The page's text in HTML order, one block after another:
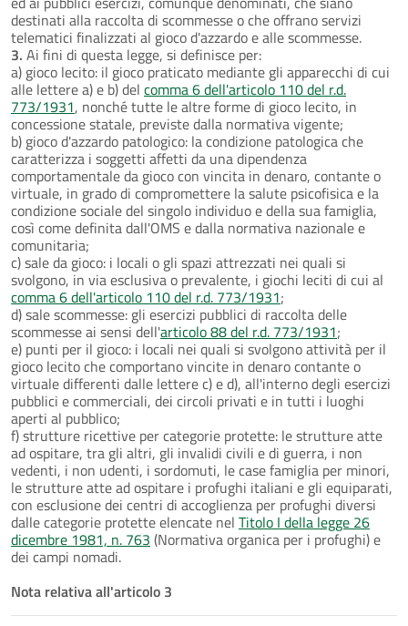
destinati alla raccolta di scommesse o che offrano servizi
telematici finalizzati al gioco d'azzardo e alle scommesse.
3. Ai fini di questa legge, si definisce per:
a) gioco lecito: il gioco praticato mediante gli apparecchi di cui
alle lettere a) e b) del comma 6 dell'articolo 110 del r.d.
773/1931, nonché tutte le altre forme di gioco lecito, in
concessione statale, previste dalla normativa vigente;
b) gioco d'azzardo patologico: la condizione patologica che
caratterizza i soggetti affetti da una dipendenza
comportamentale da gioco con vincita in denaro, contante o
virtuale, in grado di compromettere la salute psicofisica e la
condizione sociale del singolo individuo e della sua famiglia,
così come definita dall'OMS e dalla normativa nazionale e
comunitaria;
c) sale da gioco: i locali o gli spazi attrezzati nei quali si
svolgono, in via esclusiva o prevalente, i giochi leciti di cui al
comma 6 dell'articolo 110 del r.d. 773/1931;
d) sale scommesse: gli esercizi pubblici di raccolta delle
scommesse ai sensi dell'articolo 88 del r.d. 773/1931;
e) punti per il gioco: i locali nei quali si svolgono attività per il
gioco lecito che comportano vincite in denaro contante o
virtuale differenti dalle lettere c) e d), all'interno degli esercizi
pubblici e commerciali, dei circoli privati e in tutti i luoghi
aperti al pubblico;
f) strutture ricettive per categorie protette: le strutture atte
ad ospitare, tra gli altri, gli invalidi civili e di guerra, i non
vedenti, i non udenti, i sordomuti, le case famiglia per minori,
le strutture atte ad ospitare i profughi italiani e gli equiparati,
con esclusione dei centri di accoglienza per profughi diversi
dalle categorie protette elencate nel Titolo I della legge 26
dicembre 1981, n. 763 (Normativa organica per i profughi) e
dei campi nomadi.
Nota relativa all'articolo 3